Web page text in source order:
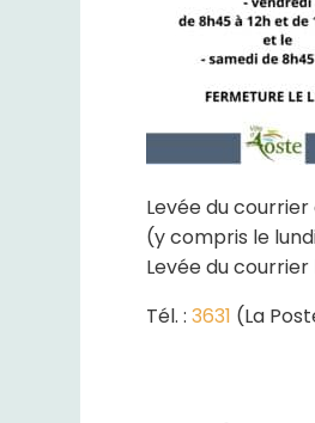
Levée du courrier
(y compris le
Levée du courrier
Tél. : 3631 (La